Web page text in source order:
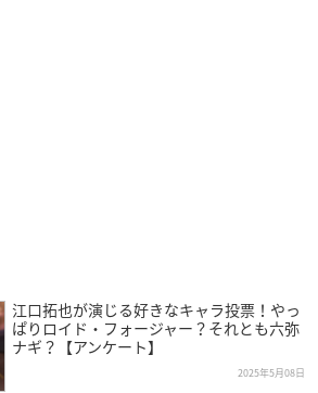
江口拓也が演じる好きなキャラ投票！やっ
ぱりロイド・フォージャー？それとも六弥
ナギ？【アンケート】
2025年5月08日